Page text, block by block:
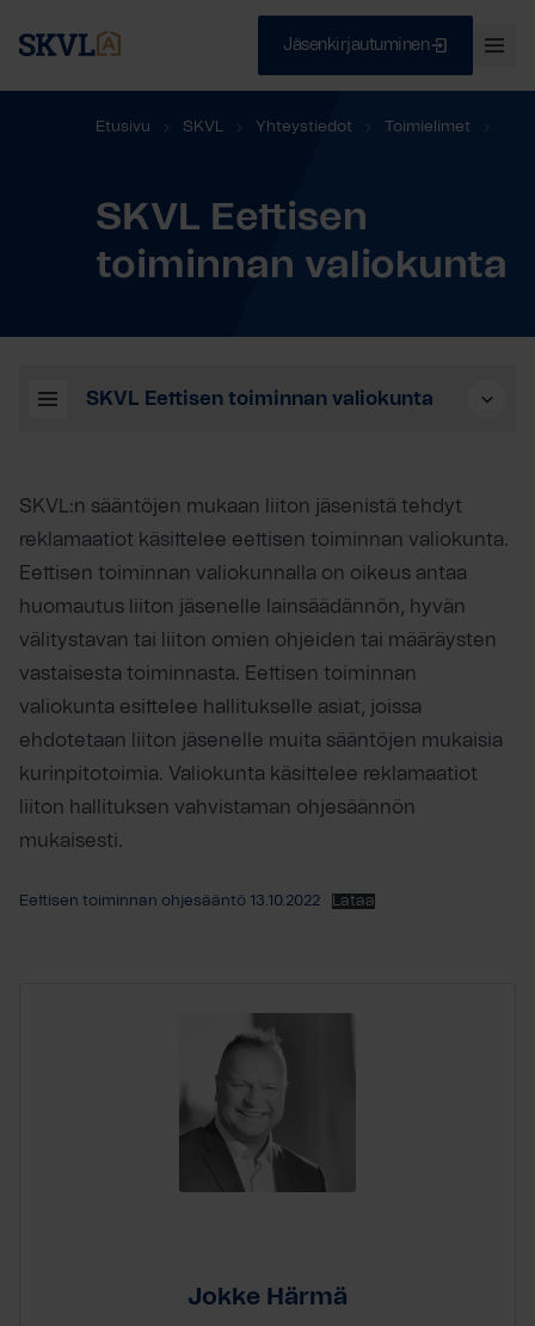
Jäsenkirjautuminen
Sulje
Etusivu SKVL Yhteystiedot Toimielimet
SKVL Eettisen
toiminnan valiokunta
SKVL Eettisen toiminnan valiokunta
SKVL:n sääntöjen mukaan liiton jäsenistä tehdyt
reklamaatiot käsittelee eettisen toiminnan valiokunta.
Eettisen toiminnan valiokunnalla on oikeus antaa
huomautus liiton jäsenelle lainsäädännön, hyvän
välitystavan tai liiton omien ohjeiden tai määräysten
vastaisesta toiminnasta. Eettisen toiminnan
valiokunta esittelee hallitukselle asiat, joissa
ehdotetaan liiton jäsenelle muita sääntöjen mukaisia
kurinpitotoimia. Valiokunta käsittelee reklamaatiot
liiton hallituksen vahvistaman ohjesäännön
mukaisesti.
Eettisen toiminnan ohjesääntö 13.10.2022 Lataa
Jokke Härmä